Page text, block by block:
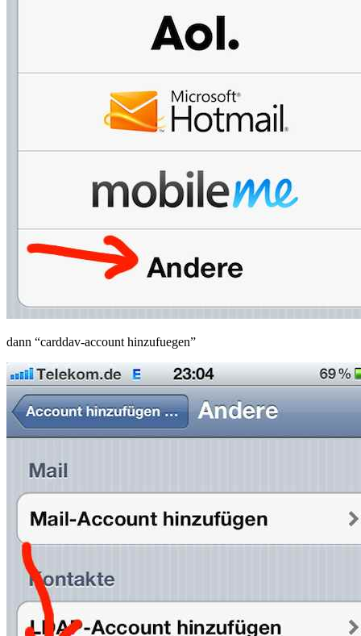
dann “carddav-account hinzufuegen”